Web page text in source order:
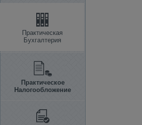
Практическая
Бухгалтерия
Практическое
Налогообложение